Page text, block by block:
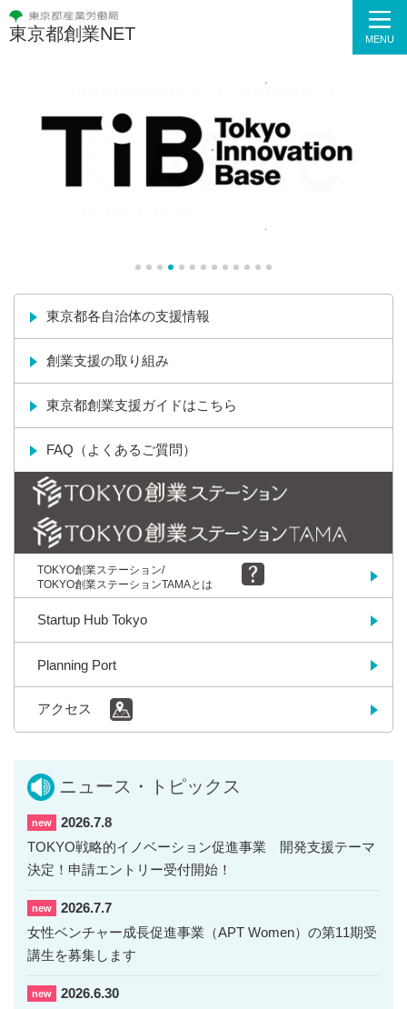
東京都創業NET MENU
東京都各自治体の支援情報
創業支援の取り組み
東京都創業支援ガイドはこちら
FAQ（よくあるご質問）
TOKYO創業ステーション/
TOKYO創業ステーションTAMAとは
Startup Hub Tokyo
Planning Port
アクセス
ニュース・トピックス
new
2026.7.8
TOKYO戦略的イノベーション促進事業 開発支援テーマ
決定！申請エントリー受付開始！
new
2026.7.7
女性ベンチャー成長促進事業（APT Women）の第11期受
講生を募集します
new
2026.6.30